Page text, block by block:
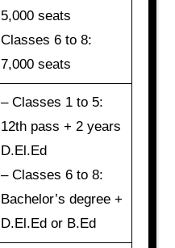
5,000 seats
Classes 6 to 8:
7,000 seats
– Classes 1 to 5:
12th pass + 2 years
D.El.Ed
– Classes 6 to 8:
Bachelor’s degree +
D.El.Ed or B.Ed